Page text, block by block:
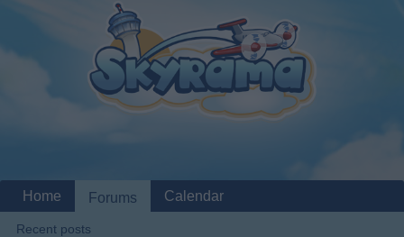
Home Forums
Recent posts
Calendar